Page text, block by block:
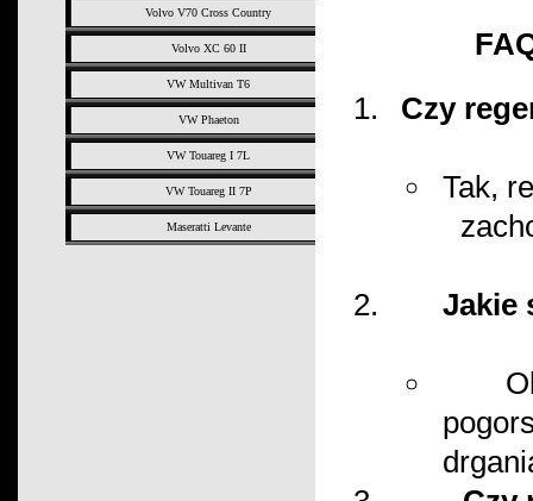
Volvo V70 Cross Country
Volvo XC 60 II
VW Multivan T6
VW Phaeton
VW Touareg I 7L
VW Touareg II 7P
Maseratti Levante
Czy
Tak,
Jakie